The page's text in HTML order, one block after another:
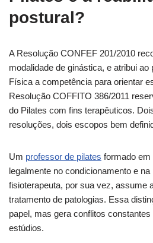
postural?
A Resolução CONFEF 201/2010
modalidade de ginástica, e atribui
Física a competência para orientar
Resolução COFFITO 386/2011
do Pilates com fins terapêuticos.
resoluções, dois escopos bem
Um professor de pilates formado
legalmente no condicionamento e
fisioterapeuta, por sua vez, assume
tratamento de patologias. Essa
papel, mas gera conflitos
estúdios.